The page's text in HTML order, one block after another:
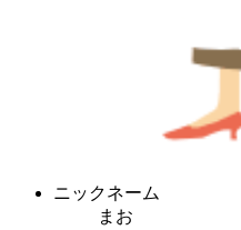
ニックネーム
まお